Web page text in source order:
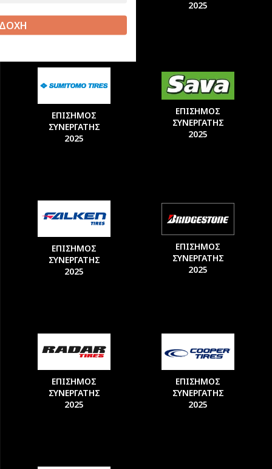
2025
ΕΠΙΣΗΜΟΣ
ΣΥΝΕΡΓΑΤΗΣ
2025
ΕΠΙΣΗΜΟΣ
ΣΥΝΕΡΓΑΤΗΣ
2025
ΕΠΙΣΗΜΟΣ
ΣΥΝΕΡΓΑΤΗΣ
2025
ΕΠΙΣΗΜΟΣ
ΣΥΝΕΡΓΑΤΗΣ
2025
ΕΠΙΣΗΜΟΣ
ΣΥΝΕΡΓΑΤΗΣ
2025
ΕΠΙΣΗΜΟΣ
ΣΥΝΕΡΓΑΤΗΣ
2025